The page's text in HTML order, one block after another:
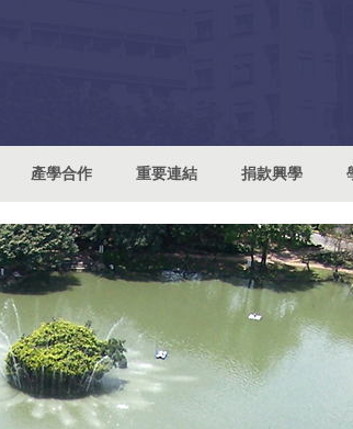
產學合作 重要連結 捐款興學